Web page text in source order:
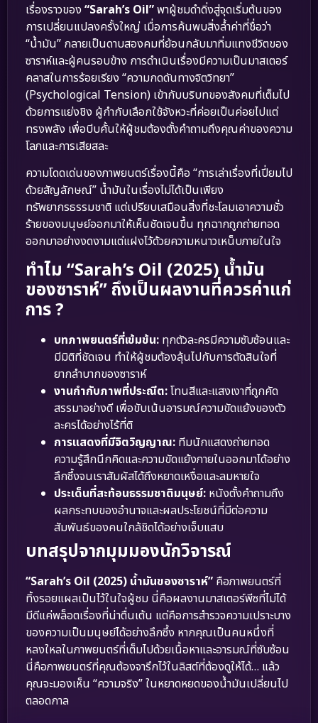
เรื่องราวของ “Sarah’s Oil”พาผู้ชมดำดิ่งสู่จุดเริ่มต้นของ
การเปลี่ยนแปลงครั้งใหญ่ เมื่อการค้นพบสิ่งล้ำค่าที่ชื่อว่า
“น้ำมัน” กลายเป็นดาบสองคมที่ย้อนกลับมาทิ่มแทงชีวิตของ
ซาราห์และผู้คนรอบข้าง การดำเนินเรื่องมีความเป็นมาสเตอร์
คลาสในการร้อยเรียง “ความกดดันทางจิตวิทยา”
(Psychological Tension) เข้ากับบริบทของสังคมที่เต็มไป
ด้วยการแย่งชิง ผู้กำกับเลือกใช้จังหวะที่ค่อยเป็นค่อยไปแต่
ทรงพลัง เพื่อบีบคั้นให้ผู้ชมต้องตั้งคำถามถึงคุณค่าของความ
โลภและการเสียสละ
ความโดดเด่นของภาพยนตร์เรื่องนี้คือ “การเล่าเรื่องที่เปี่ยมไป
ด้วยสัญลักษณ์” น้ำมันในเรื่องไม่ได้เป็นเพียง
ทรัพยากรธรรมชาติ แต่เปรียบเสมือนสิ่งที่ชะโลมเอาความชั่ว
ร้ายของมนุษย์ออกมาให้เห็นชัดเจนขึ้น ทุกฉากถูกถ่ายทอด
ออกมาอย่างงดงามแต่แฝงไว้ด้วยความหนาวเหน็บภายในใจ
ทำไม “Sarah’s Oil (2025) น้ำมัน
ของซาราห์” ถึงเป็นผลงานที่ควรค่าแก่
การ ?
บทภาพยนตร์ที่เข้มข้น: ทุกตัวละครมีความซับซ้อนและ
มีมิติที่ชัดเจน ทำให้ผู้ชมต้องลุ้นไปกับการตัดสินใจที่
ยากลำบากของซาราห์
งานกำกับภาพที่ประณีต:โทนสีและแสงเงาที่ถูกคัด
สรรมาอย่างดี เพื่อขับเน้นอารมณ์ความขัดแย้งของตัว
ละครได้อย่างไร้ที่ติ
การแสดงที่มีจิตวิญญาณ: ทีมนักแสดงถ่ายทอด
ความรู้สึกนึกคิดและความขัดแย้งภายในออกมาได้อย่าง
ลึกซึ้งจนเราสัมผัสได้ถึงหยาดเหงื่อและลมหายใจ
ประเด็นที่สะท้อนธรรมชาติมนุษย์: หนังตั้งคำถามถึง
ผลกระทบของอำนาจและผลประโยชน์ที่มีต่อความ
สัมพันธ์ของคนใกล้ชิดได้อย่างเจ็บแสบ
บทสรุปจากมุมมองนักวิจารณ์
“Sarah’s Oil (2025) น้ำมันของซาราห์” คือภาพยนตร์ที่
ทิ้งรอยแผลเป็นไว้ในใจผู้ชม นี่คือผลงานมาสเตอร์พีซที่ไม่ได้
มีดีแค่พล็อตเรื่องที่น่าตื่นเต้น แต่คือการสำรวจความเปราะบาง
ของความเป็นมนุษย์ได้อย่างลึกซึ้ง หากคุณเป็นคนหนึ่งที่
หลงใหลในภาพยนตร์ที่เต็มไปด้วยเนื้อหาและอารมณ์ที่ซับซ้อน
นี่คือภาพยนตร์ที่คุณต้องจารึกไว้ในลิสต์ที่ต้องดูให้ได้… แล้ว
คุณจะมองเห็น “ความจริง” ในหยาดหยดของน้ำมันเปลี่ยนไป
ตลอดกาล